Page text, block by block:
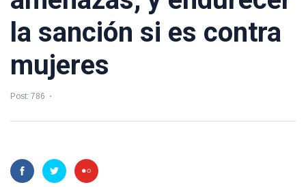
la sanción si es contra
mujeres
Post: 786